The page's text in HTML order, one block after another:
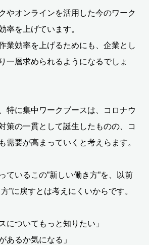
やオンラインを活用した今のワーク
率を上げています。
業効率を上げるためにも、企業とし
一層求められるようになるでしょ
特に集中ワークブースは、コロナウ
策の一貫として誕生したものの、コ
需要が高まっていくと考えらます。
ているこの”新しい働き方”を、以前
”に戻すとは考えにくいからです。
についてもっと知りたい」
あるか気になる」